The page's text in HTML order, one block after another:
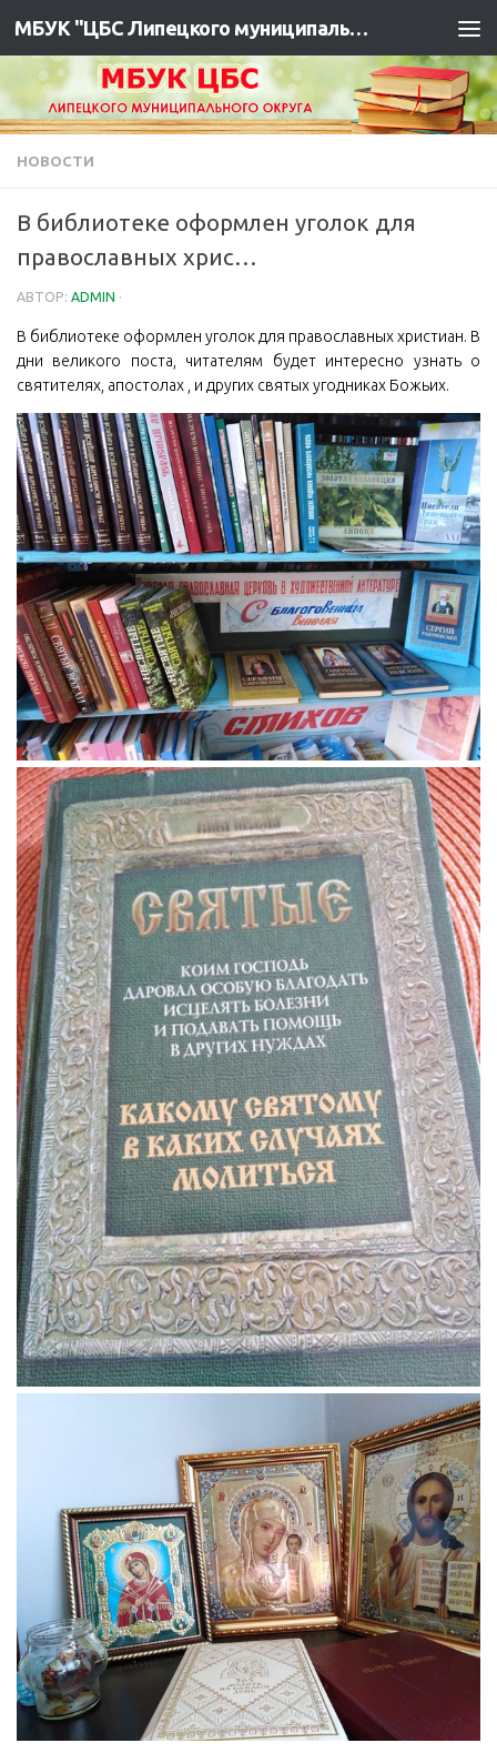
МБУК "ЦБС Липецкого муниципального района"
НОВОСТИ
В библиотеке оформлен уголок для
православных хрис…
АВТОР: ADMIN ·
В библиотеке оформлен уголок для православных христиан. В
дни великого поста, читателям будет интересно узнать о
святителях, апостолах , и других святых угодниках Божьих.